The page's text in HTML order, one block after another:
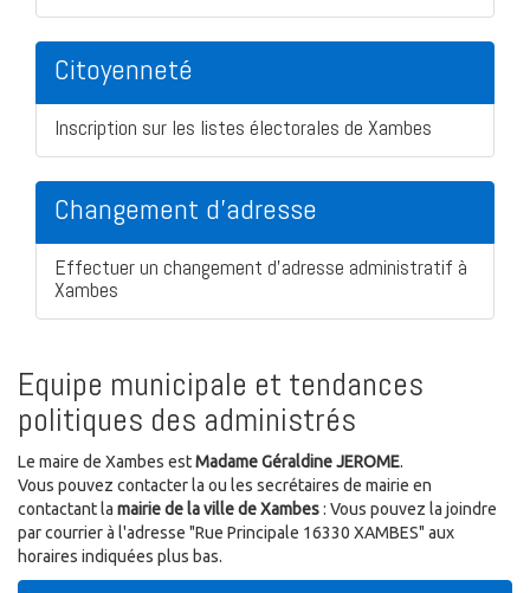
Citoyenneté
Inscription sur les listes électorales de Xambes
Changement d'adresse
Effectuer un changement d'adresse administratif à
Xambes
Equipe municipale et tendances
politiques des administrés
Le maire de Xambes estMadame Géraldine JEROME.
Vous pouvez contacter la ou les secrétaires de mairie en
contactant la mairie de la ville de Xambes: Vous pouvez la joindre
par courrier à l'adresse "Rue Principale 16330 XAMBES" aux
horaires indiquées plus bas.